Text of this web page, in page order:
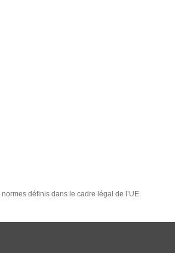
définis dans le cadre légal de l’UE.